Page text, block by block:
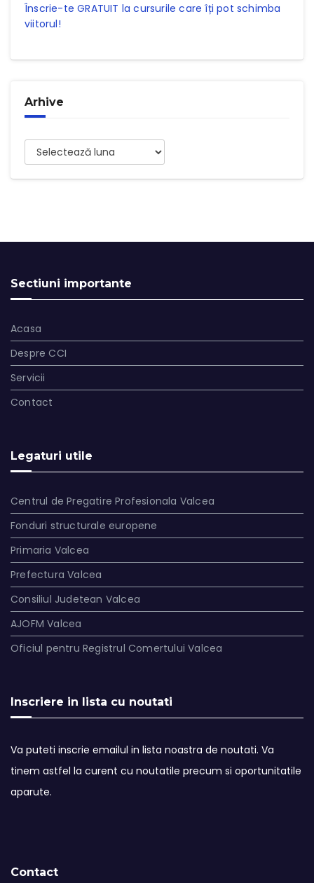
Înscrie-te GRATUIT la cursurile care îți pot schimba
viitorul!
Arhive
Arhive
Sectiuni importante
Acasa
Despre CCI
Servicii
Contact
Legaturi utile
Centrul de Pregatire Profesionala Valcea
Fonduri structurale europene
Primaria Valcea
Prefectura Valcea
Consiliul Judetean Valcea
AJOFM Valcea
Oficiul pentru Registrul Comertului Valcea
Inscriere in lista cu noutati
Va puteti inscrie emailul in lista noastra de noutati. Va
tinem astfel la curent cu noutatile precum si oportunitatile
aparute.
Contact